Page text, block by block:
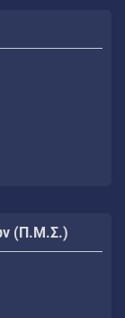
(Π.Μ.Σ.)